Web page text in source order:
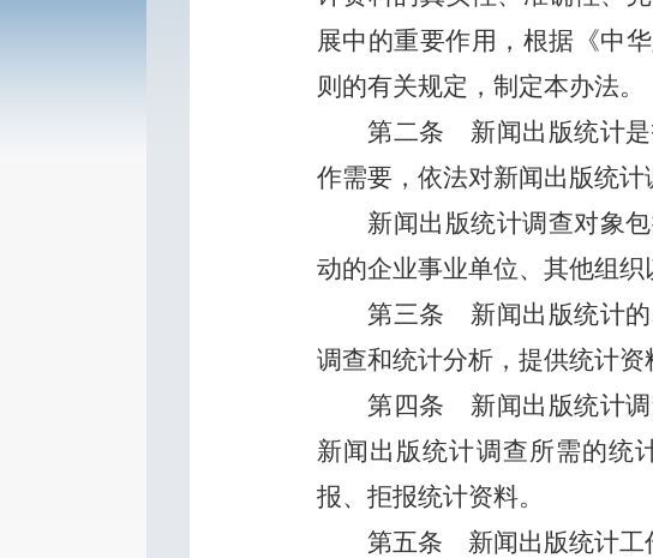
展中的重要作用，根据《中
则的有关规定，制定本办法。
第二条 新闻出版统计是
作需要，依法对新闻出版统计
新闻出版统计调查对象
动的企业事业单位、其他组织
第三条 新闻出版统计的
调查和统计分析，提供统计资
第四条 新闻出版统计调
新闻出版统计调查所需的统
报、拒报统计资料。
第五条 新闻出版统计工